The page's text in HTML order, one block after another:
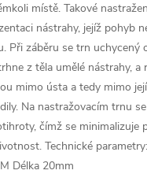
místě. Takové
nástrahy, jejíž pohyb
Při záběru se trn uchycený
z těla umělé nástrahy, a
mimo ústa a tedy mimo
Na nastražovacím trnu
čímž se minimalizuje
Technické
Délka 20mm